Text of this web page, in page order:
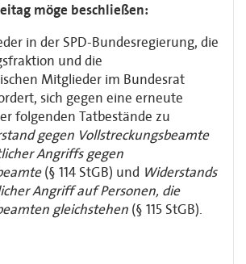
möge beschließen:
in der SPD-Bundesregierung, die
und die
Mitglieder im Bundesrat
sich gegen eine erneute
folgenden Tatbestände zu
gegen Vollstreckungsbeamte
Angriffs gegen
(§ 114 StGB) und Widerstands
Angriff auf Personen, die
gleichstehen (§ 115 StGB).